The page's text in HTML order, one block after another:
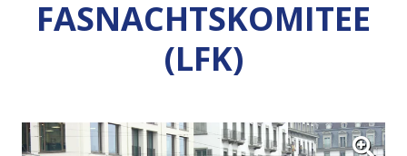
FASNACHTSKOMITEE
(LFK)